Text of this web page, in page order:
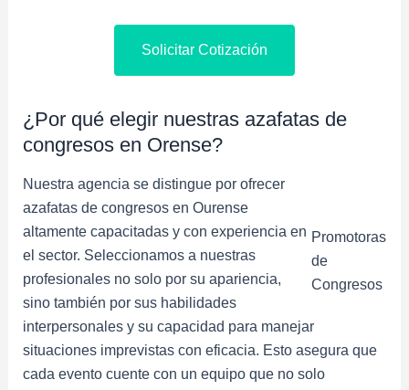
Solicitar Cotización
¿Por qué elegir nuestras azafatas de
congresos en Orense?
Promotoras
de
Congresos
Nuestra agencia se distingue por ofrecer
azafatas de congresos en Ourense
altamente capacitadas y con experiencia en
el sector. Seleccionamos a nuestras
profesionales no solo por su apariencia,
sino también por sus habilidades
interpersonales y su capacidad para manejar
situaciones imprevistas con eficacia. Esto asegura que
cada evento cuente con un equipo que no solo